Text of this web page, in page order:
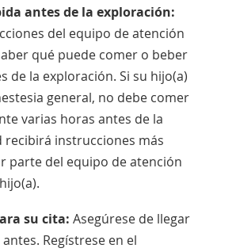
antes de la exploración:
del equipo de atención
qué puede comer o beber
de la exploración. Si su hijo(a)
general, no debe comer
varias horas antes de la
recibirá instrucciones más
parte del equipo de atención
su cita: Asegúrese de llegar
Regístrese en el